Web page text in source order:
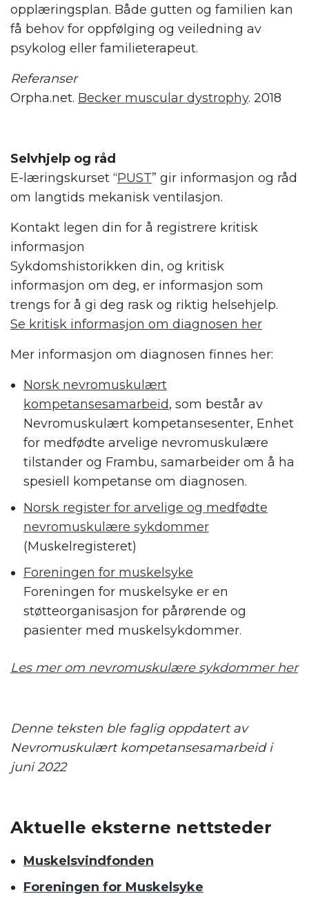
opplæringsplan. Både gutten og familien kan
få behov for oppfølging og veiledning av
psykolog eller familieterapeut.
Referanser
Orpha.net. Becker muscular dystrophy. 2018
Selvhjelp og råd
E-læringskurset “PUST” gir informasjon og råd
om langtids mekanisk ventilasjon.
Kontakt legen din for å registrere kritisk
informasjon
Sykdomshistorikken din, og kritisk
informasjon om deg, er informasjon som
trengs for å gi deg rask og riktig helsehjelp.
Se kritisk informasjon om diagnosen her
Mer informasjon om diagnosen finnes her:
Norsk nevromuskulært
kompetansesamarbeid, som består av
Nevromuskulært kompetansesenter, Enhet
for medfødte arvelige nevromuskulære
tilstander og Frambu, samarbeider om å ha
spesiell kompetanse om diagnosen.
Norsk register for arvelige og medfødte
nevromuskulære sykdommer
(Muskelregisteret)
Foreningen for muskelsyke
Foreningen for muskelsyke er en
støtteorganisasjon for pårørende og
pasienter med muskelsykdommer.
Les mer om nevromuskulære sykdommer her
Denne teksten ble faglig oppdatert av
Nevromuskulært kompetansesamarbeid i
juni 2022
Aktuelle eksterne nettsteder
Muskelsvindfonden
Foreningen for Muskelsyke